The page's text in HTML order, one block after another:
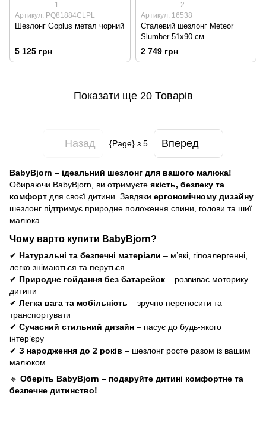
1
Артикул: PQ81884CLPL
Шезлонг Goplus метал чорний
5 125 грн
2
Артикул: 16538
Сталевий шезлонг Meteor
Slumber 51x90 см
2 749 грн
Показати ще 20 Товарів
Назад {Page} з 5 Вперед
BabyBjorn – ідеальний шезлонг для вашого малюка!
Обираючи BabyBjorn, ви отримуєте якість, безпеку та
комфорт для своєї дитини. Завдяки ергономічному дизайну
шезлонг підтримує природне положення спини, голови та шиї
малюка.
Чому варто купити BabyBjorn?
✔ Натуральні та безпечні матеріали – м’які, гіпоалергенні,
легко знімаються та перуться
✔ Природне гойдання без батарейок – розвиває моторику
дитини
✔ Легка вага та мобільність – зручно переносити та
транспортувати
✔ Сучасний стильний дизайн – пасує до будь-якого
інтер’єру
✔ З народження до 2 років – шезлонг росте разом із вашим
малюком
🔹 Оберіть BabyBjorn – подаруйте дитині комфортне та
безпечне дитинство!